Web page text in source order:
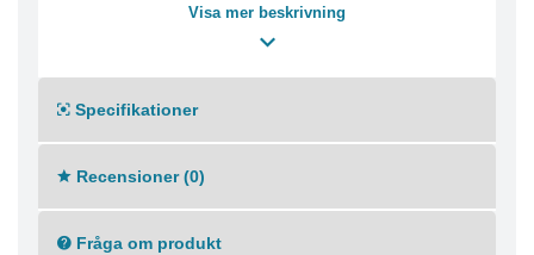
användaren har det bekvämt. Användningen av
engångsunderlag minskar risken för kontaminering.
● Absorberande fluffkärna
● Mjuk och slät nonwoven-yta
● Vätsketätt spärrskikt och förseglade kanter för extra
skydd
● Finns i olika storlekar
Visa mer beskrivning
Specifikationer
Recensioner (0)
Fråga om produkt